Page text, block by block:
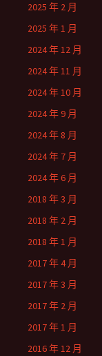
2025 年 2 月
2025 年 1 月
2024 年 12 月
2024 年 11 月
2024 年 10 月
2024 年 9 月
2024 年 8 月
2024 年 7 月
2024 年 6 月
2018 年 3 月
2018 年 2 月
2018 年 1 月
2017 年 4 月
2017 年 3 月
2017 年 2 月
2017 年 1 月
2016 年 12 月